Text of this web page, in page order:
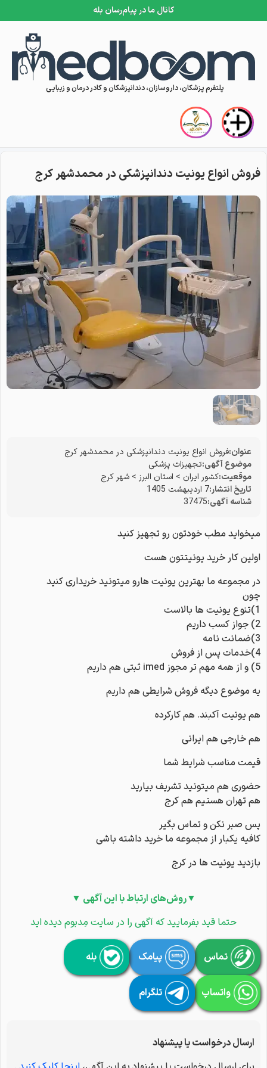
کانال ما در پیام‌رسان بله
Skip to content
پلتفرم پزشکان، داروسازان، دندانپزشکان و کادر درمان و زیبایی
فروش انواع یونیت دندانپزشکی در محمدشهر کرج
عنوان:فروش انواع یونیت دندانپزشکی در محمدشهر کرج
موضوع آگهی:تجهیزات پزشکی
موقعیت:کشور ایران > استان البرز > شهر کرج
تاریخ انتشار:7 اردیبهشت 1405
شناسه آگهی:37475
میخواید مطب خودتون رو تجهیز کنید
اولین کار خرید یونیتتون هست
در مجموعه ما بهترین یونیت هارو میتونید خریداری کنید
چون
1)تنوع یونیت ها بالاست
2) جواز کسب داریم
3)ضمانت نامه
4)خدمات پس از فروش
5) و از همه مهم تر مجوز imed ثبتی هم داریم
یه موضوع دیگه فروش شرایطی هم داریم
هم یونیت آکبند. هم کارکرده
هم خارجی هم ایرانی
قیمت مناسب شرایط شما
حضوری هم میتونید تشریف بیارید
هم تهران هستیم هم کرج
پس صبر نکن و تماس بگیر
کافیه یکبار از مجموعه ما خرید داشته باشی
بازدید یونیت ها در کرج
▼روش‌های ارتباط با این آگهی ▼
حتما قید بفرمایید که آگهی را در سایت مِدبوم دیده اید
تماس پیامک بله
واتساپ تلگرام
ارسال درخواست یا پیشنهاد